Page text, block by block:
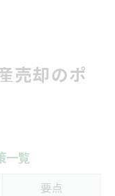
売却のポ
一覧
要点